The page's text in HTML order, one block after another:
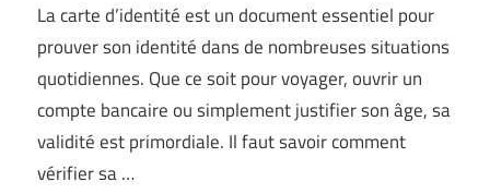
La carte d’identité est un document essentiel pour
prouver son identité dans de nombreuses situations
quotidiennes. Que ce soit pour voyager, ouvrir un
compte bancaire ou simplement justifier son âge, sa
validité est primordiale. Il faut savoir comment
vérifier sa …